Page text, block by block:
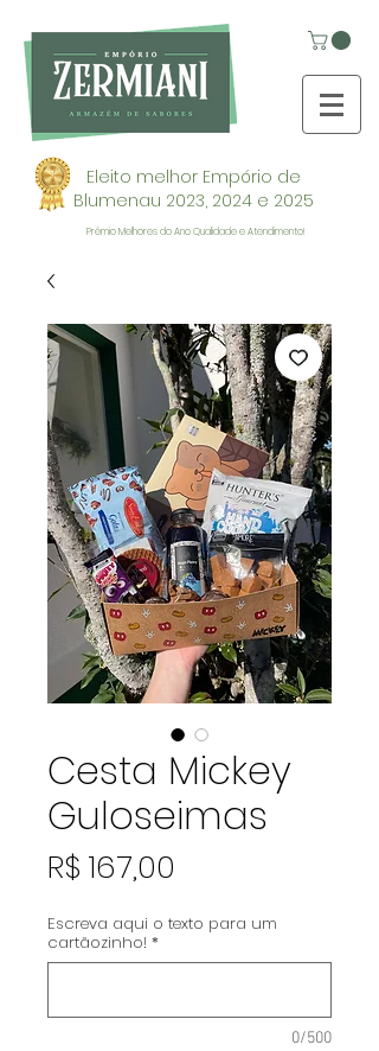
Eleito melhor Empório de
Blumenau 2023, 2024 e 2025
Prêmio Melhores do Ano Qualidade e Atendimento!
Cesta Mickey
Guloseimas
R$ 167,00
Escreva aqui o texto para um
cartãozinho! *
0/500